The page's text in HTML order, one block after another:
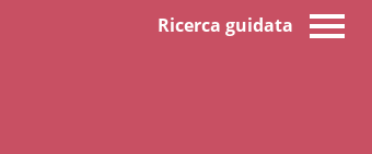
Ricerca guidata